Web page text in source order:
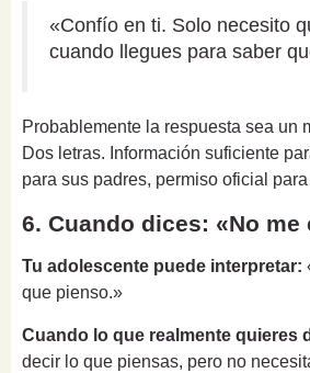
«Confío en ti. Solo necesito
cuando llegues para saber
Probablemente la respuesta sea un
Dos letras. Información suficiente
para sus padres, permiso oficial para
6. Cuando dices: «No
Tu adolescente puede interpretar:
que pienso.»
Cuando lo que realmente quieres
decir lo que piensas, pero no